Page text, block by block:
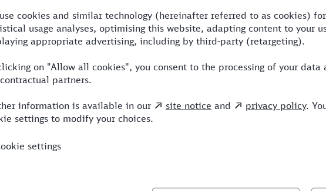
03:47
Hbf
6:59 2 RB,RE,ICE
Hbf
RE,NX,ICE,VIA